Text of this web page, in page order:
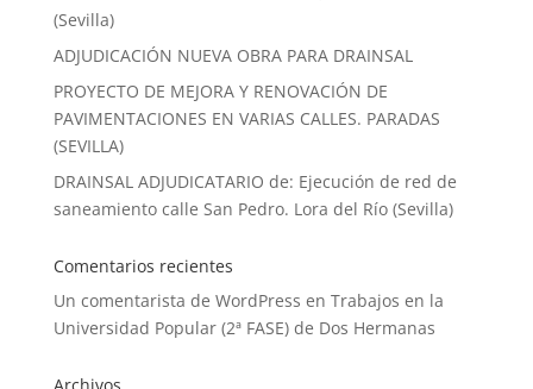
(Sevilla)
ADJUDICACIÓN NUEVA OBRA PARA DRAINSAL
PROYECTO DE MEJORA Y RENOVACIÓN DE
PAVIMENTACIONES EN VARIAS CALLES. PARADAS
(SEVILLA)
DRAINSAL ADJUDICATARIO de: Ejecución de red de
saneamiento calle San Pedro. Lora del Río (Sevilla)
Comentarios recientes
Un comentarista de WordPress en Trabajos en la
Universidad Popular (2ª FASE) de Dos Hermanas